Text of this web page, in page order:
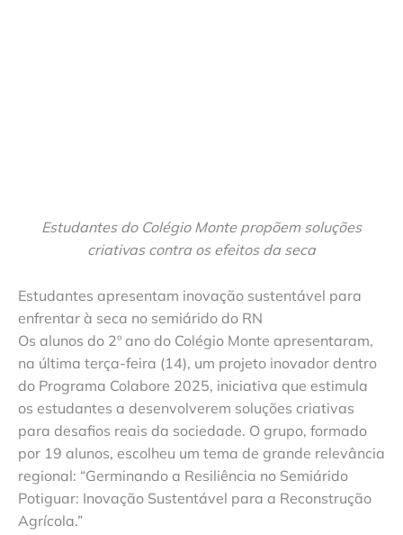
Estudantes do Colégio Monte propõem soluções
criativas contra os efeitos da seca
Estudantes apresentam inovação sustentável para
enfrentar à seca no semiárido do RN
Os alunos do 2º ano do Colégio Monte apresentaram,
na última terça-feira (14), um projeto inovador dentro
do Programa Colabore 2025, iniciativa que estimula
os estudantes a desenvolverem soluções criativas
para desafios reais da sociedade. O grupo, formado
por 19 alunos, escolheu um tema de grande relevância
regional: “Germinando a Resiliência no Semiárido
Potiguar: Inovação Sustentável para a Reconstrução
Agrícola.”